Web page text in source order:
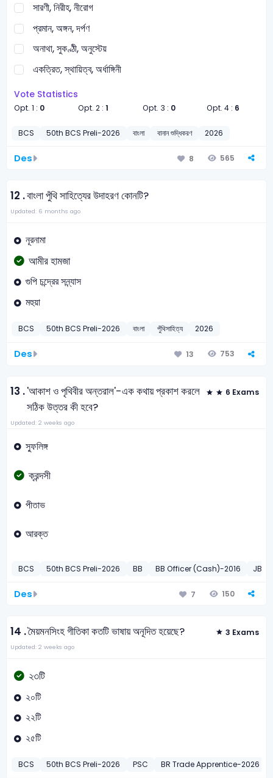
সারণী, নিরীহ, নীরোগ
প্রমান, অঙ্গন, দর্পণ
অনাথা, সুকণ্ঠী, অনুস্টেয়
একত্রিত, স্থায়িত্ব, অর্ধাঙ্গিনী
Vote Statistics
Opt. 1 : 0 Opt. 2 :1 Opt. 3 : 0 Opt. 4 : 6
BCS 50th BCS Preli-2026 বাংলা বানান শুদ্ধিকরণ 2026
Des 8 565
12 .বাংলা পুঁথি সাহিত্যের উদাহরণ কোনটি?
Updated: 6 months ago
নূরনামা
আমীর হামজা
গুপি চন্দ্রের সন্ন্যাস
মহুয়া
BCS 50th BCS Preli-2026 বাংলা পুঁথিসাহিত্য 2026
Des 13 753
13 .'আকাশ ও পৃথিবীর অন্তরাল'-এক কথায় প্রকাশ করলে
সঠিক উত্তর কী হবে?
6 Exams
Updated: 2 weeks ago
স্ফুলিঙ্গ
ক্রন্দসী
পীতাভ
আরক্ত
BCS 50th BCS Preli-2026 BB BB Officer (Cash)-2016 JB
Des 7 150
14 .মৈয়মনসিংহ গীতিকা কতটি ভাষায় অনূদিত হয়েছে? 3 Exams
Updated: 2 weeks ago
২৩টি
২০টি
২২টি
২৫টি
BCS 50th BCS Preli-2026 PSC BR Trade Apprentice-2026